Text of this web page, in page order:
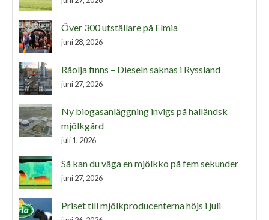
Över 300 utställare på Elmia
juni 28, 2026
Råolja finns – Dieseln saknas i Ryssland
juni 27, 2026
Ny biogasanläggning invigs på halländsk
mjölkgård
juli 1, 2026
Så kan du väga en mjölkko på fem sekunder
juni 27, 2026
Priset till mjölkproducenterna höjs i juli